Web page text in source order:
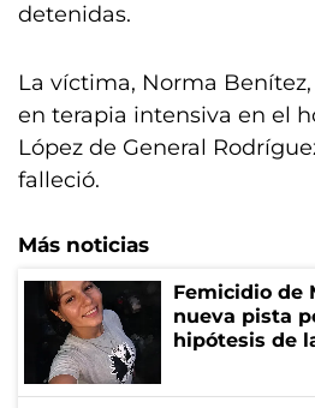
detenidas.
La víctima, Norma
en terapia intensiva en el
López de General
falleció.
Más noticias
Femicidio de
nueva pista
hipótesis de